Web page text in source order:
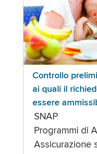
Controllo
ai quali il
essere
SNAP
Programmi di
Assicurazione